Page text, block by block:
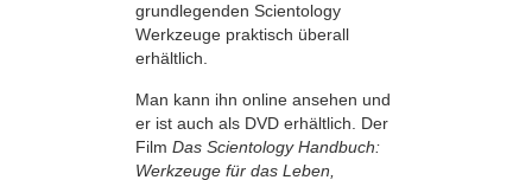
grundlegenden Scientology
Werkzeuge praktisch überall
erhältlich.
Man kann ihn online ansehen und
er ist auch als DVD erhältlich. Der
Film Das Scientology Handbuch:
Werkzeuge für das Leben,